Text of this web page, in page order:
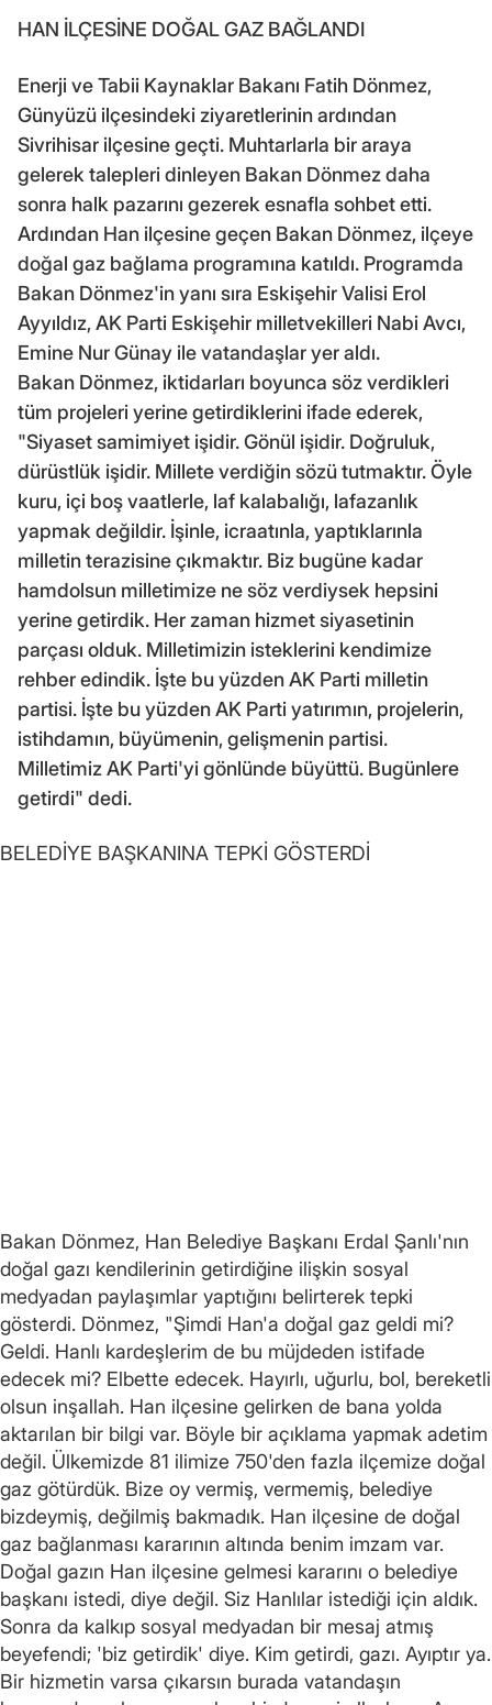
HAN İLÇESİNE DOĞAL GAZ BAĞLANDI
Enerji ve Tabii Kaynaklar Bakanı Fatih Dönmez,
Günyüzü ilçesindeki ziyaretlerinin ardından
Sivrihisar ilçesine geçti. Muhtarlarla bir araya
gelerek talepleri dinleyen Bakan Dönmez daha
sonra halk pazarını gezerek esnafla sohbet etti.
Ardından Han ilçesine geçen Bakan Dönmez, ilçeye
doğal gaz bağlama programına katıldı. Programda
Bakan Dönmez'in yanı sıra Eskişehir Valisi Erol
Ayyıldız, AK Parti Eskişehir milletvekilleri Nabi Avcı,
Emine Nur Günay ile vatandaşlar yer aldı.
Bakan Dönmez, iktidarları boyunca söz verdikleri
tüm projeleri yerine getirdiklerini ifade ederek,
"Siyaset samimiyet işidir. Gönül işidir. Doğruluk,
dürüstlük işidir. Millete verdiğin sözü tutmaktır. Öyle
kuru, içi boş vaatlerle, laf kalabalığı, lafazanlık
yapmak değildir. İşinle, icraatınla, yaptıklarınla
milletin terazisine çıkmaktır. Biz bugüne kadar
hamdolsun milletimize ne söz verdiysek hepsini
yerine getirdik. Her zaman hizmet siyasetinin
parçası olduk. Milletimizin isteklerini kendimize
rehber edindik. İşte bu yüzden AK Parti milletin
partisi. İşte bu yüzden AK Parti yatırımın, projelerin,
istihdamın, büyümenin, gelişmenin partisi.
Milletimiz AK Parti'yi gönlünde büyüttü. Bugünlere
getirdi" dedi.
BELEDİYE BAŞKANINA TEPKİ GÖSTERDİ
Bakan Dönmez, Han Belediye Başkanı Erdal Şanlı'nın
doğal gazı kendilerinin getirdiğine ilişkin sosyal
medyadan paylaşımlar yaptığını belirterek tepki
gösterdi. Dönmez, "Şimdi Han'a doğal gaz geldi mi?
Geldi. Hanlı kardeşlerim de bu müjdeden istifade
edecek mi? Elbette edecek. Hayırlı, uğurlu, bol, bereketli
olsun inşallah. Han ilçesine gelirken de bana yolda
aktarılan bir bilgi var. Böyle bir açıklama yapmak adetim
değil. Ülkemizde 81 ilimize 750'den fazla ilçemize doğal
gaz götürdük. Bize oy vermiş, vermemiş, belediye
bizdeymiş, değilmiş bakmadık. Han ilçesine de doğal
gaz bağlanması kararının altında benim imzam var.
Doğal gazın Han ilçesine gelmesi kararını o belediye
başkanı istedi, diye değil. Siz Hanlılar istediği için aldık.
Sonra da kalkıp sosyal medyadan bir mesaj atmış
beyefendi; 'biz getirdik' diye. Kim getirdi, gazı. Ayıptır ya.
Bir hizmetin varsa çıkarsın burada vatandaşın